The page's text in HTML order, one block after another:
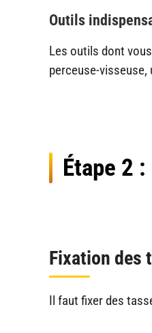
Outils
Les outils dont
perceuse-visseuse,
Étape 2
Fixation des
Il faut fixer des